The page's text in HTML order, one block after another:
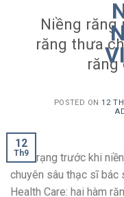
Niềng răng
răng thưa
răng
POSTED ON12
12
Th9
Tình trạng trước khi
chuyên sâu thạc sĩ bác
Health Care: hai hàm